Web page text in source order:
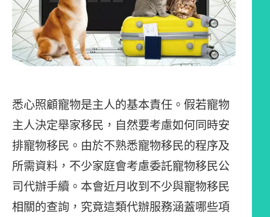
悉心照顧寵物是主人的基本責任。假若寵物
主人決定舉家移民，自然要考慮如何同時安
排寵物移民。由於不熟悉寵物移民的程序及
所需資料，不少家庭會考慮委託寵物移民公
司代辦手續。本會近月收到不少與寵物移民
相關的查詢，究竟這類代辦服務涵蓋哪些項